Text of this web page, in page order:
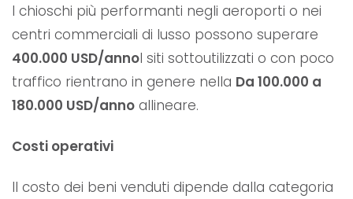
I chioschi più performanti negli aeroporti o nei
centri commerciali di lusso possono superare
400.000 USD/annoI siti sottoutilizzati o con poco
traffico rientrano in genere nella Da 100.000 a
180.000 USD/anno allineare.
Costi operativi
Il costo dei beni venduti dipende dalla categoria